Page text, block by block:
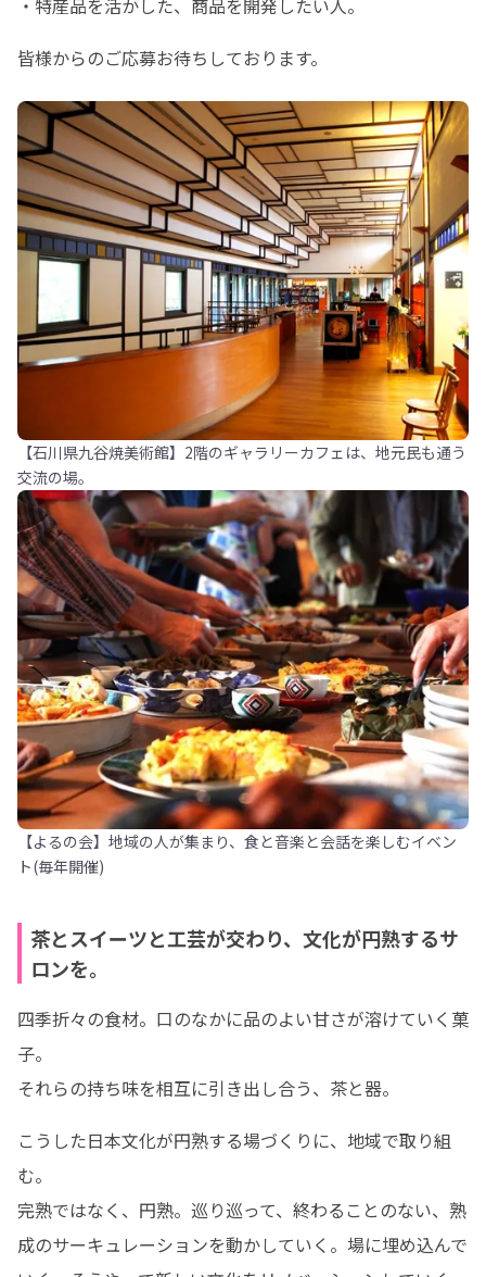
・特産品を活かした、商品を開発したい人。
皆様からのご応募お待ちしております。
【石川県九谷焼美術館】2階のギャラリーカフェは、地元民も通う
交流の場。
【よるの会】地域の人が集まり、食と音楽と会話を楽しむイベン
ト(毎年開催)
茶とスイーツと工芸が交わり、文化が円熟するサ
ロンを。
四季折々の食材。口のなかに品のよい甘さが溶けていく菓
子。
それらの持ち味を相互に引き出し合う、茶と器。
こうした日本文化が円熟する場づくりに、地域で取り組
む。
完熟ではなく、円熟。巡り巡って、終わることのない、熟
成のサーキュレーションを動かしていく。場に埋め込んで